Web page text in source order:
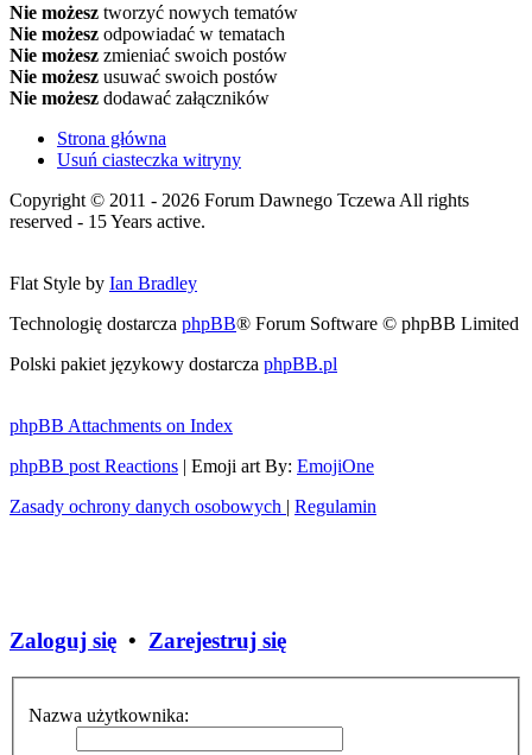
Nie możesz tworzyć nowych tematów
Nie możesz odpowiadać w tematach
Nie możesz zmieniać swoich postów
Nie możesz usuwać swoich postów
Nie możesz dodawać załączników
Strona główna
Usuń ciasteczka witryny
Copyright © 2011 - 2026 Forum Dawnego Tczewa All rights
reserved - 15 Years active.
Flat Style by Ian Bradley
Technologię dostarcza phpBB® Forum Software © phpBB Limited
Polski pakiet językowy dostarcza phpBB.pl
phpBB Attachments on Index
phpBB post Reactions | Emoji art By: EmojiOne
Zasady ochrony danych osobowych | Regulamin
Zaloguj się • Zarejestruj się
Nazwa użytkownika: